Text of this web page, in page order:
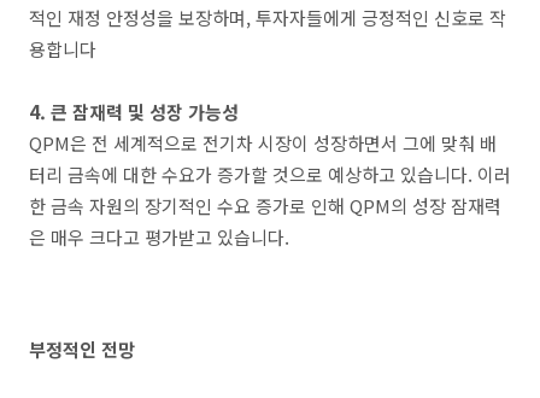
적인 재정 안정성을 보장하며, 투자자들에게 긍정적인 신호로 작
용합니다​
4. 큰 잠재력 및 성장 가능성
QPM은 전 세계적으로 전기차 시장이 성장하면서 그에 맞춰 배
터리 금속에 대한 수요가 증가할 것으로 예상하고 있습니다. 이러
한 금속 자원의 장기적인 수요 증가로 인해 QPM의 성장 잠재력
은 매우 크다고 평가받고 있습니다.
부정적인 전망